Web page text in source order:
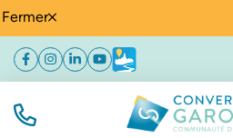
Fermer
Aller
navigation
Aller
au
Aller
au
de
Facebook
(ouverture dans un nouvel onglet)
Instagram
(ouverture dans un nouvel
Linkedin
(ouverture dans un nouvel
YouTube
(ouverture dans un
Météo
(ouverture dans
TÉL.